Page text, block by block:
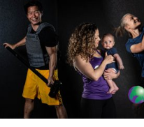
content